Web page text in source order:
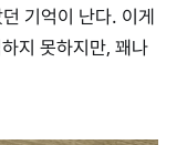
기억이 난다. 이게
지 못하지만, 꽤나